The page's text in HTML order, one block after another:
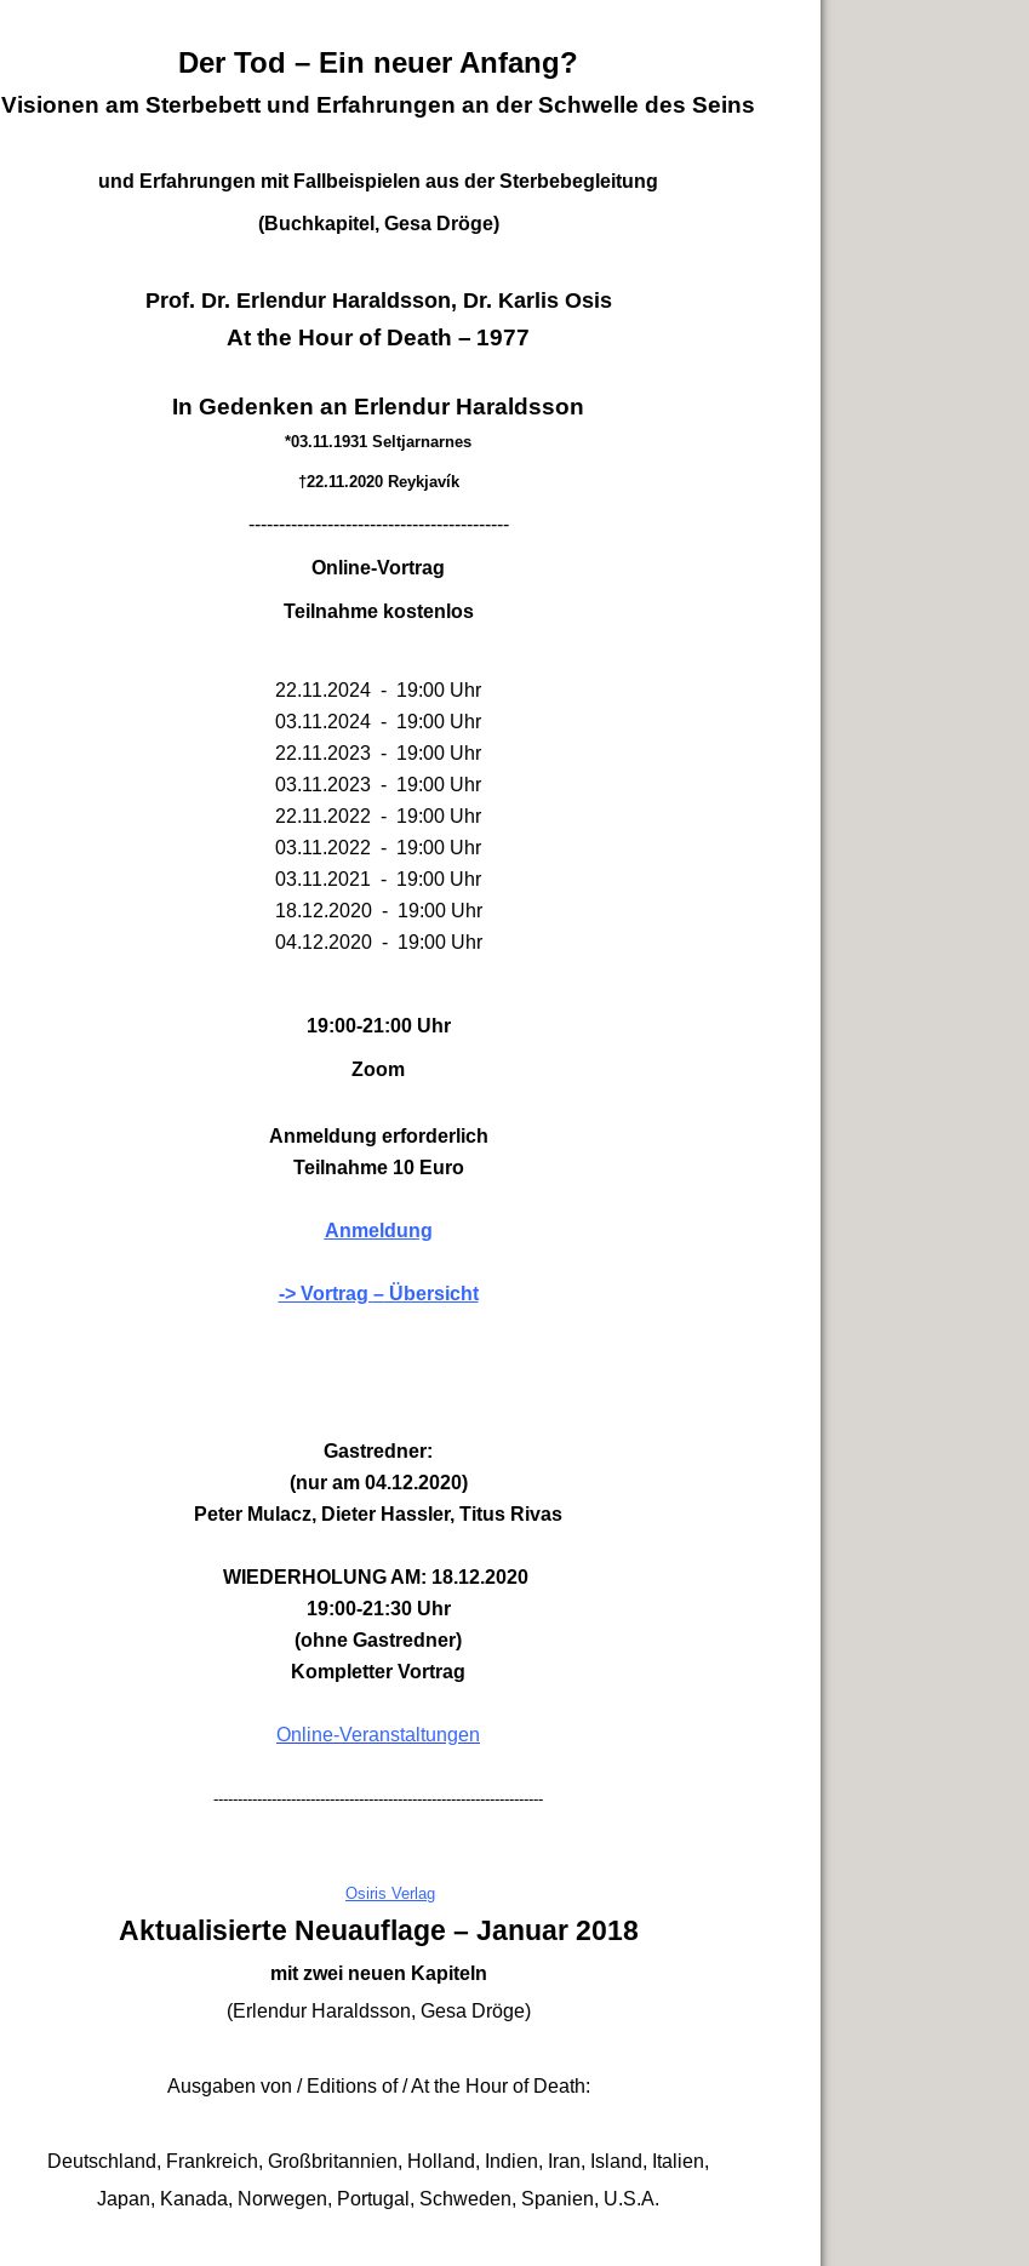
Der Tod – Ein neuer Anfang?
Visionen am Sterbebett und Erfahrungen an der Schwelle des Seins
und Erfahrungen mit Fallbeispielen aus der Sterbebegleitung
(Buchkapitel, Gesa Dröge)
Prof. Dr. Erlendur Haraldsson, Dr. Karlis Osis
At the Hour of Death – 1977
In Gedenken an Erlendur Haraldsson
*03.11.1931 Seltjarnarnes
†22.11.2020 Reykjavík
-------------------------------------------
Online-Vortrag
Teilnahme kostenlos
22.11.2024 - 19:00 Uhr
03.11.2024 - 19:00 Uhr
22.11.2023 - 19:00 Uhr
03.11.2023 - 19:00 Uhr
22.11.2022 - 19:00 Uhr
03.11.2022 - 19:00 Uhr
03.11.2021 - 19:00 Uhr
18.12.2020 - 19:00 Uhr
04.12.2020 - 19:00 Uhr
19:00-21:00 Uhr
Zoom
Anmeldung erforderlich
Teilnahme 10 Euro
Anmeldung
-> Vortrag –Übersicht
Gastredner:
(nur am 04.12.2020)
Peter Mulacz, Dieter Hassler, Titus Rivas
WIEDERHOLUNG AM: 18.12.2020
19:00-21:30 Uhr
(ohne Gastredner)
Kompletter Vortrag
Online-Veranstaltungen
--------------------------------------------------------------------
Osiris Verlag
Aktualisierte Neuauflage – Januar 2018
mit zwei neuen Kapiteln
(Erlendur Haraldsson, Gesa Dröge)
Ausgaben von / Editions of / At the Hour of Death:
Deutschland, Frankreich, Großbritannien, Holland, Indien, Iran, Island, Italien,
Japan, Kanada, Norwegen, Portugal, Schweden, Spanien, U.S.A.